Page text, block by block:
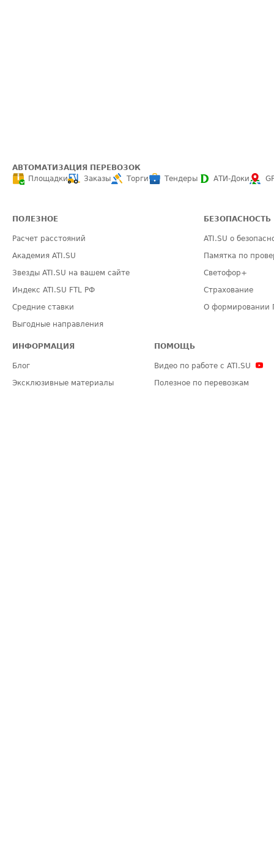
АВТОМАТИЗАЦИЯ ПЕРЕВОЗОК
Площадки
Заказы Торги Тендеры АТИ-Доки
ПОЛЕЗНОЕ
Расчет расстояний
Академия ATI.SU
Звезды ATI.SU на вашем сайте
Индекс ATI.SU FTL РФ
Средние ставки
Выгодные направления
БЕЗОПАСНОСТЬ
ATI.SU о
Памятка по
Светофор+
Страхование
О формировании
ИНФОРМАЦИЯ
Блог
Эксклюзивные материалы
ПОМОЩЬ
Видео по работе с ATI.SU
Полезное по перевозкам